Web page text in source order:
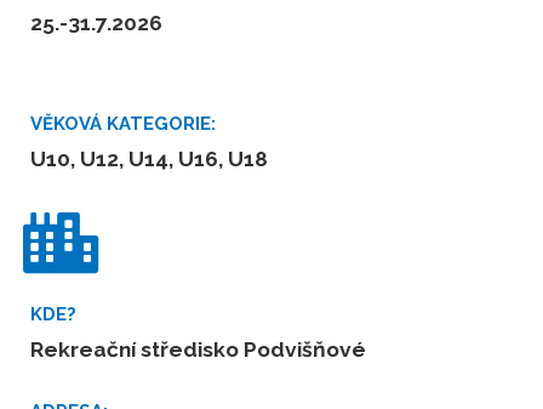
25.-31.7.2026
VĚKOVÁ KATEGORIE:
U10, U12, U14, U16, U18
KDE?
Rekreační středisko Podvišňové